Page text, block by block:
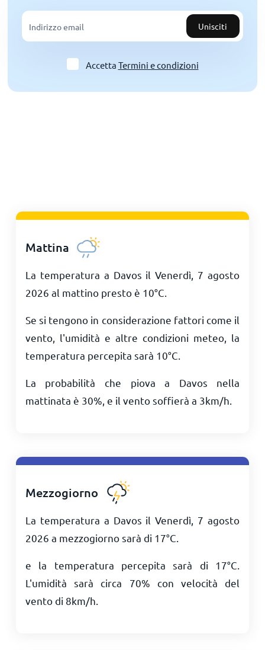
Unisciti
Accetta Termini e condizioni
Mattina
La temperatura a Davos il Venerdì, 7 agosto
2026 al mattino presto è 10°C
Se si tengono in considerazione fattori come il
vento, l'umidità e altre condizioni meteo, la
temperatura percepita sarà 10°C
La probabilità che piova a Davos nella
mattinata è 30%, e il vento soffierà a 3km/h
Mezzogiorno
La temperatura a Davos il Venerdì, 7 agosto
2026 a mezzogiorno sarà di 17°C
e la temperatura percepita sarà di 17°C
L'umidità sarà circa 70% con velocità del
vento di 8km/h